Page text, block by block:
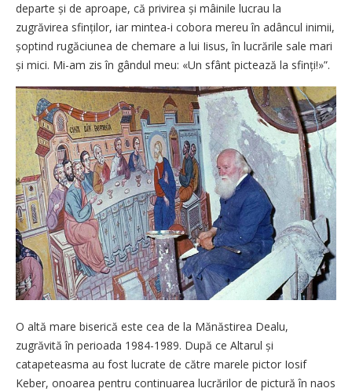
departe și de aproape, că privirea și mâinile lucrau la
zugrăvirea sfinților, iar mintea-i cobora mereu în adâncul inimii,
șoptind rugăciunea de chemare a lui Iisus, în lucrările sale mari
și mici. Mi-am zis în gândul meu: «Un sfânt pictează la sfinți!»”.
O altă mare biserică este cea de la Mănăstirea Dealu,
zugrăvită în perioada 1984-1989. După ce Altarul și
catapeteasma au fost lucrate de către marele pictor Iosif
Keber, onoarea pentru continuarea lucrărilor de pictură în naos